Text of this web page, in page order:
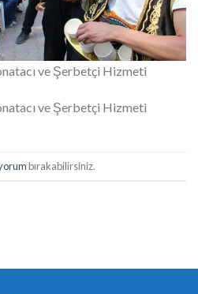
ve Şerbetçi Hizmeti
ve Şerbetçi Hizmeti
bırakabilirsiniz.